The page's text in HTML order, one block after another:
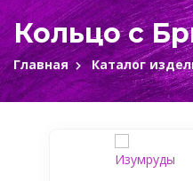
Кольцо с
Главная Каталог